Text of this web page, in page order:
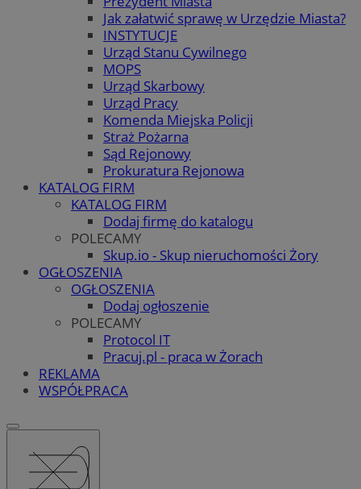
Jak załatwić sprawę w Urzędzie Miasta?
INSTYTUCJE
Urząd Stanu Cywilnego
MOPS
Urząd Skarbowy
Urząd Pracy
Komenda Miejska Policji
Straż Pożarna
Sąd Rejonowy
Prokuratura Rejonowa
KATALOG FIRM
KATALOG FIRM
Dodaj firmę do katalogu
POLECAMY
Skup.io - Skup nieruchomości Żory
OGŁOSZENIA
OGŁOSZENIA
Dodaj ogłoszenie
POLECAMY
Protocol IT
Pracuj.pl - praca w Żorach
REKLAMA
WSPÓŁPRACA